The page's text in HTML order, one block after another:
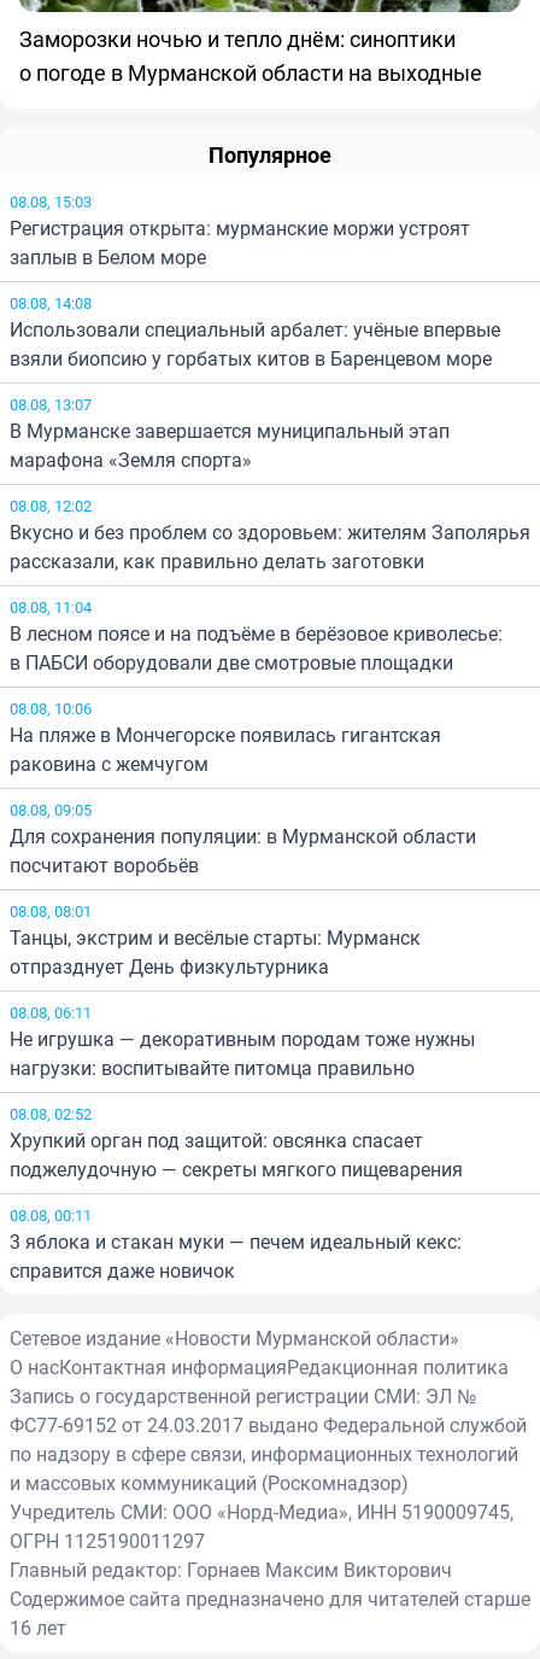
Заморозки ночью и тепло днём: синоптики
о погоде в Мурманской области на выходные
Популярное
08.08, 15:03
Регистрация открыта: мурманские моржи устроят
заплыв в Белом море
08.08, 14:08
Использовали специальный арбалет: учёные впервые
взяли биопсию у горбатых китов в Баренцевом море
08.08, 13:07
В Мурманске завершается муниципальный этап
марафона «Земля спорта»
08.08, 12:02
Вкусно и без проблем со здоровьем: жителям Заполярья
рассказали, как правильно делать заготовки
08.08, 11:04
В лесном поясе и на подъёме в берёзовое криволесье:
в ПАБСИ оборудовали две смотровые площадки
08.08, 10:06
На пляже в Мончегорске появилась гигантская
раковина с жемчугом
08.08, 09:05
Для сохранения популяции: в Мурманской области
посчитают воробьёв
08.08, 08:01
Танцы, экстрим и весёлые старты: Мурманск
отпразднует День физкультурника
08.08, 06:11
Не игрушка — декоративным породам тоже нужны
нагрузки: воспитывайте питомца правильно
08.08, 02:52
Хрупкий орган под защитой: овсянка спасает
поджелудочную — секреты мягкого пищеварения
08.08, 00:11
3 яблока и стакан муки — печем идеальный кекс:
справится даже новичок
Сетевое издание «Новости Мурманской области»
О насКонтактная информацияРедакционная политика
Запись о государственной регистрации СМИ: ЭЛ №
ФС77-69152 от 24.03.2017 выдано Федеральной службой
по надзору в сфере связи, информационных технологий
и массовых коммуникаций (Роскомнадзор)
Учредитель СМИ: ООО «Норд-Медиа», ИНН 5190009745,
ОГРН 1125190011297
Главный редактор: Горнаев Максим Викторович
Содержимое сайта предназначено для читателей старше
16 лет